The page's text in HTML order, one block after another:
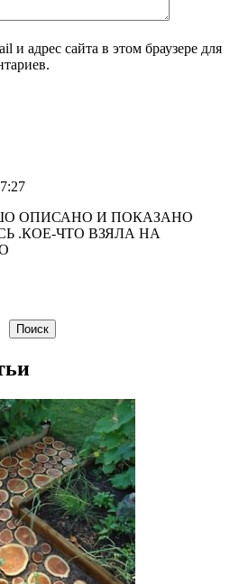
и адрес сайта в этом браузере для
ОПИСАНО И ПОКАЗАНО
.КОЕ-ЧТО ВЗЯЛА НА
Поиск